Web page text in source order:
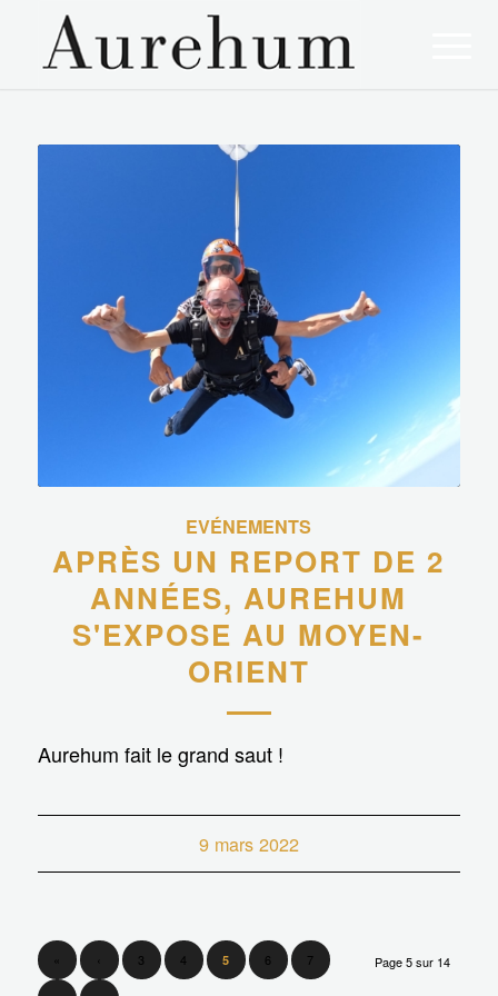
EVÉNEMENTS
APRÈS UN REPORT DE 2
ANNÉES, AUREHUM
S'EXPOSE AU MOYEN-
ORIENT
Aurehum fait le grand saut !
9 mars 2022
Page 5 sur 14
« ‹ 3 4 5 6 7